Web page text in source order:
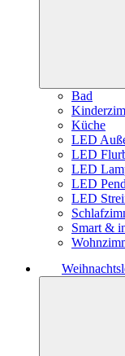
Bad
Küche
LED
LED
LED
LED
LED
Smart &